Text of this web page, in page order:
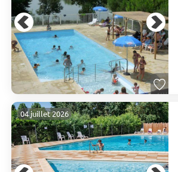
04 juillet 2026